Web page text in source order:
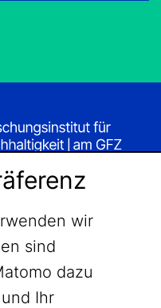
wir
sind
dazu
Ihr